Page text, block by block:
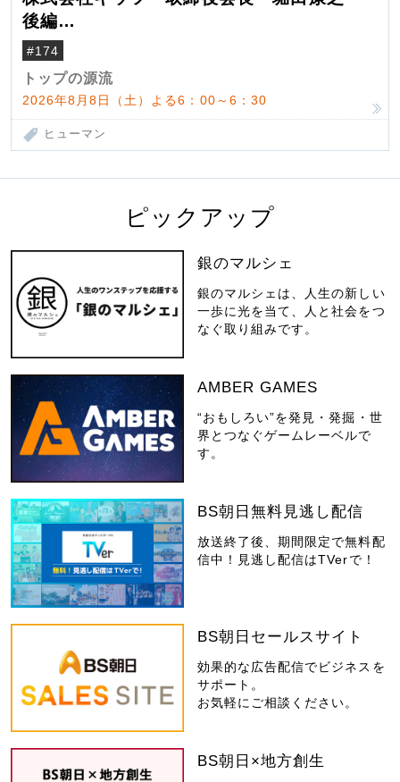
後編
米国駐在でも浮かんだ八ヶ岳 山小屋を営
んだ父母
#174
トップの源流
2026年8月8日（土）よる6：00～6：30
ヒューマン
ピックアップ
銀のマルシェ
銀のマルシェは、人生の新しい
一歩に光を当て、人と社会をつ
なぐ取り組みです。
AMBER GAMES
“おもしろい”を発見・発掘・世
界とつなぐゲームレーベルで
す。
BS朝日無料見逃し配信
放送終了後、期間限定で無料配
信中！見逃し配信はTVerで！
BS朝日セールスサイト
効果的な広告配信でビジネスを
サポート。
お気軽にご相談ください。
BS朝日×地方創生